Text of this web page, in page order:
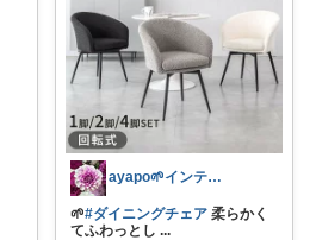
ayapo🌱インテリア&雑貨
🌱#ダイニングチェア 柔らかく
てふわっとし ...